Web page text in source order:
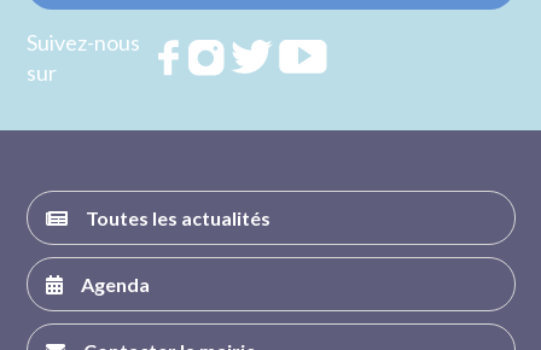
Suivez-nous
sur
RejoignezRejoignezRejoignez
Toutes les actualités
Agenda